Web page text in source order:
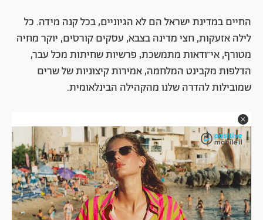
החיים במדינת ישראל הם לא הגיוניים, בכל קנה מידה. כל
לילה אזעקות, חצי מדינה בצבא, עסקים קורסים, יוקר מחיה
מטורף, אי־ודאות מתמשכת, פרשיות שחיתות מכל עבר,
הדלפות מקבינט המלחמה, אמירות קיצוניות של שרים
שמובילות להדרה שלנו מהקהילה הבינלאומית.